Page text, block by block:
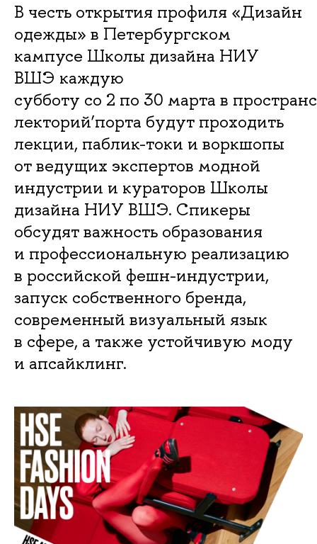
В честь открытия профиля «Дизайн
одежды» в Петербургском
кампусе Школы дизайна НИУ
ВШЭ каждую
субботу со 2 по 30 марта в
лекторий’порта будут проходить
лекции, паблик-токи и воркшопы
от ведущих экспертов модной
индустрии и кураторов Школы
дизайна НИУ ВШЭ. Спикеры
обсудят важность образования
и профессиональную реализацию
в российской фешн-индустрии,
запуск собственного бренда,
современный визуальный язык
в сфере, а также устойчивую моду
и апсайклинг.